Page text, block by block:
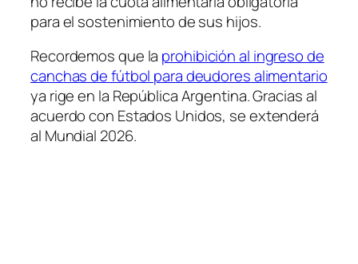
para el sostenimiento de sus hijos.
Recordemos que la prohibición al ingreso de
canchas de fútbol para deudores alimentario
ya rige en la República Argentina. Gracias al
acuerdo con Estados Unidos, se extenderá
al Mundial 2026.